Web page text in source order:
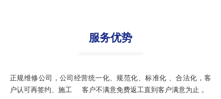
正规维修公司，公司经营统一化、规范化、标准化 、合法化，客
户认可再签约、施工 客户不满意免费返工直到客户满意为止 。
服务优势